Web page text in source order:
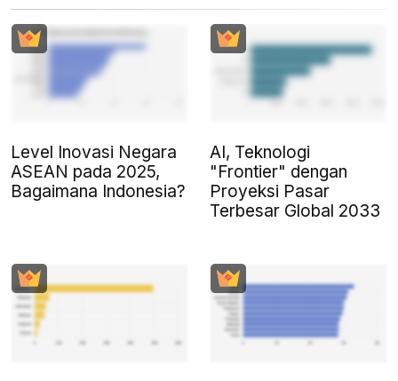
Level Inovasi Negara
ASEAN pada 2025,
Bagaimana Indonesia?
AI, Teknologi
"Frontier" dengan
Proyeksi Pasar
Terbesar Global 2033